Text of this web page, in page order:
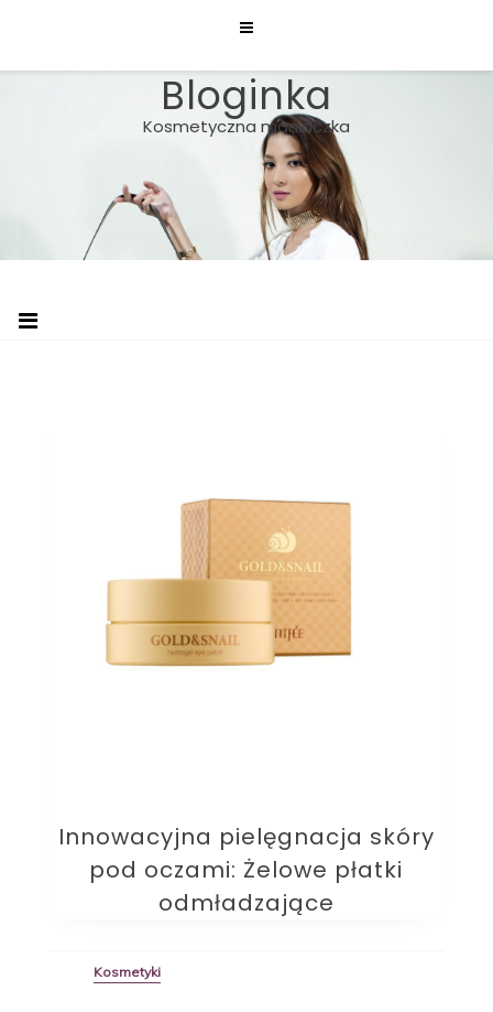
content
Bloginka
Kosmetyczna maniaczka
Innowacyjna pielęgnacja skóry
pod oczami: Żelowe płatki
odmładzające
Kosmetyki